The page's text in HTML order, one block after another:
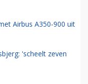
Airbus A350-900 uit
'scheelt zeven